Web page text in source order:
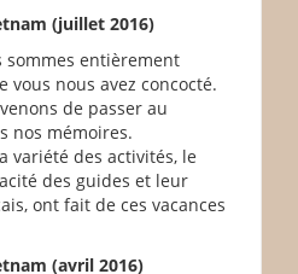
(juillet 2016)
sommes entièrement
nous avez concocté.
de passer au
nos mémoires.
variété des activités, le
des guides et leur
ont fait de ces vacances
(avril 2016)